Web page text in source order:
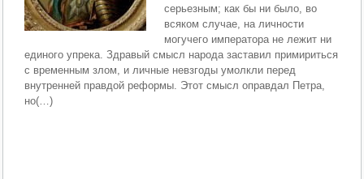
серьезным; как бы ни было, во
всяком случае, на личности
могучего императора не лежит ни
единого упрека. Здравый смысл народа заставил примириться
с временным злом, и личные невзгоды умолкли перед
внутренней правдой реформы. Этот смысл оправдал Петра,
но(…)